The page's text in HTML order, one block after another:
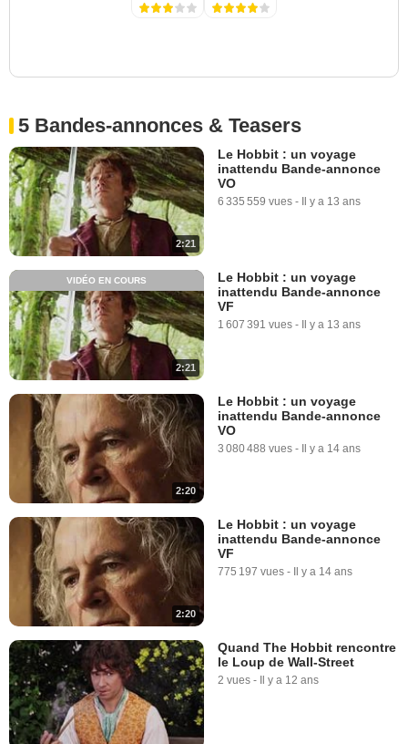
5 Bandes-annonces & Teasers
2:21
Le Hobbit : un voyage
inattendu Bande-annonce
VO
6 335 559 vues - Il y a 13 ans
2:21
VIDÉO EN COURS
Le Hobbit : un voyage
inattendu Bande-annonce
VF
1 607 391 vues - Il y a 13 ans
2:20
Le Hobbit : un voyage
inattendu Bande-annonce
VO
3 080 488 vues - Il y a 14 ans
2:20
Le Hobbit : un voyage
inattendu Bande-annonce
VF
775 197 vues - Il y a 14 ans
Quand The Hobbit rencontre
le Loup de Wall-Street
2 vues - Il y a 12 ans